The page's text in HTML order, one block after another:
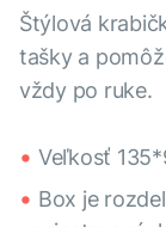
Štýlová
tašky a
vždy po ruke.
Veľkosť
Box je